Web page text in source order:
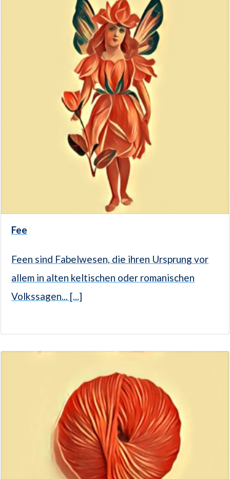
Fee
Feen sind Fabelwesen, die ihren Ursprung vor
allem in alten keltischen oder romanischen
Volkssagen... [...]